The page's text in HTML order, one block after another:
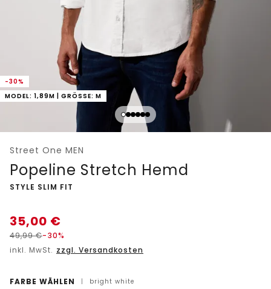
-30%
MODEL: 1,89M | GRÖSSE: M
Street One MEN
Popeline Stretch Hemd
-
STYLE SLIM FIT
35,00 €
49,99€-30%
inkl. MwSt. zzgl. Versandkosten
FARBE WÄHLEN | bright white